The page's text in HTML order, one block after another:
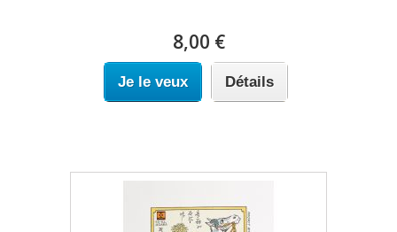
8,00 €
Je le veux Détails